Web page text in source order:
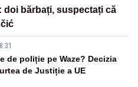
doi bărbați, suspectați că
de poliție pe Waze? Decizia
de Justiție a UE